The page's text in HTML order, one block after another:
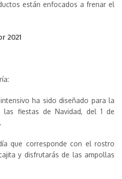
están enfocados a frenar el
ha sido diseñado para la
fiestas de Navidad, del 1 de
que corresponde con el rostro
y disfrutarás de las ampollas